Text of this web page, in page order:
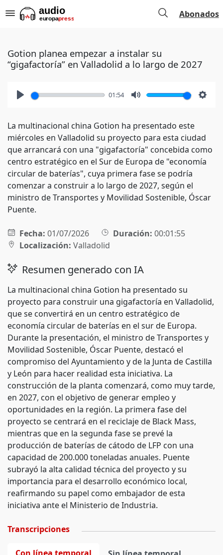
Abonados
Gotion planea empezar a instalar su
“gigafactoría” en Valladolid a lo largo de 2027
01:54
La multinacional china Gotion ha presentado este
miércoles en Valladolid su proyecto para esta ciudad
que arrancará con una "gigafactoría" concebida como
centro estratégico en el Sur de Europa de "economía
circular de baterías", cuya primera fase se podría
comenzar a construir a lo largo de 2027, según el
ministro de Transportes y Movilidad Sostenible, Óscar
Puente.
Fecha: 01/07/2026 Duración: 00:01:55
Localización: Valladolid
Resumen generado con IA
La multinacional china Gotion ha presentado su
proyecto para construir una gigafactoría en Valladolid,
que se convertirá en un centro estratégico de
economía circular de baterías en el sur de Europa.
Durante la presentación, el ministro de Transportes y
Movilidad Sostenible, Óscar Puente, destacó el
compromiso del Ayuntamiento y de la Junta de Castilla
y León para hacer realidad esta iniciativa. La
construcción de la planta comenzará, como muy tarde,
en 2027, con el objetivo de generar empleo y
oportunidades en la región. La primera fase del
proyecto se centrará en el reciclaje de Black Mass,
mientras que en la segunda fase se prevé la
producción de baterías de cátodo de LFP con una
capacidad de 200.000 toneladas anuales. Puente
subrayó la alta calidad técnica del proyecto y su
importancia para el desarrollo económico local,
reafirmando su papel como embajador de esta
iniciativa ante el Ministerio de Industria.
Transcripciones